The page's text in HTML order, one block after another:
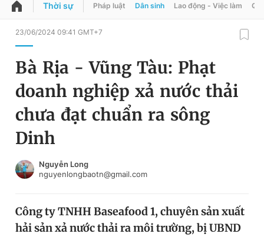
QUẢNG CÁO
Chuyên mục
Chuyên mục khác
Chào ngày mới
Tin thị trường Tin 360
Video Magazine
Đổi mật khẩu
Tin đã lưu
Tin đã xem
Đăng xuất
Thời sự Pháp luật Dân sinh Lao động - Việc làm
23/06/2024 09:41 GMT+7
Bà Rịa - Vũng Tàu: Phạt
doanh nghiệp xả nước thải
chưa đạt chuẩn ra sông
Dinh
Nguyễn Long
nguyenlongbaotn@gmail.com
Công ty TNHH Baseafood 1, chuyên sản xuất
hải sản xả nước thải ra môi trường, bị UBND